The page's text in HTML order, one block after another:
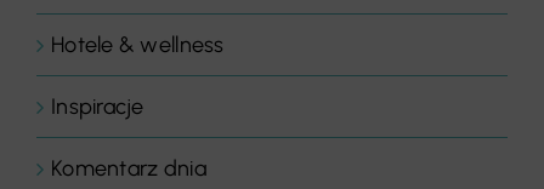
Hotele & wellness
Inspiracje
Komentarz dnia